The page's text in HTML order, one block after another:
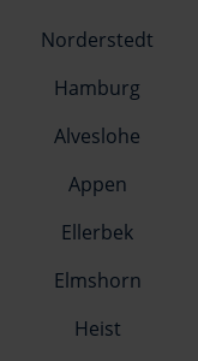
Norderstedt
Hamburg
Alveslohe
Appen
Ellerbek
Elmshorn
Heist